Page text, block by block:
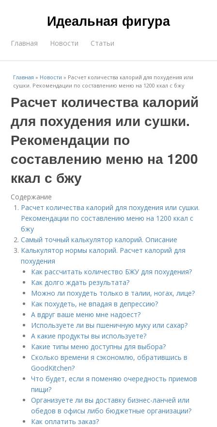
Идеальная фигура
Главная Новости Статьи
Главная » Новости » Расчет количества калорий для похудения или
сушки. Рекомендации по составлению меню на 1200 ккал с бжу
Расчет количества калорий
для похудения или сушки.
Рекомендации по
составлению меню на 1200
ккал с бжу
Содержание
Расчет количества калорий для похудения или сушки.
Рекомендации по составлению меню на 1200 ккал с
бжу
Самый точный калькулятор калорий. Описание
Калькулятор нормы калорий. Расчет калорий для
похудения
Как рассчитать количество БЖУ для похудения?
Как долго ждать результата?
Можно ли похудеть только в талии, ногах, лице?
Как похудеть, не впадая в депрессию?
А вдруг ваше меню мне надоест?
Используете ли вы пшеничную муку или сахар?
А какие продукты вы используете?
Какие типы меню доступны для выбора?
Сколько времени я сэкономлю, обратившись в
GoodKitchen?
Что будет, если я поменяю очередность приемов
пищи?
Организуете ли вы доставку бизнес-ланчей или
обедов в офисы либо бюджетные организации?
Как оплатить заказ?